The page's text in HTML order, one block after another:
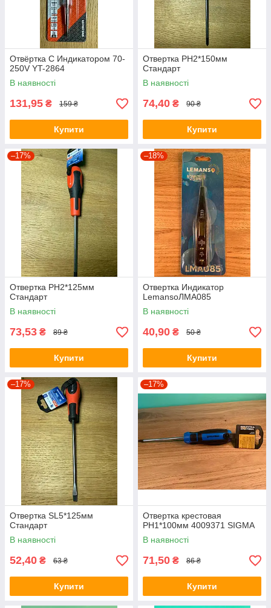
Отвёртка С Индикатором 70-
250V YT-2864
В наявності
131,95 ₴ 159 ₴
Купити
Отвертка PH2*150мм
Стандарт
В наявності
74,40 ₴ 90 ₴
Купити
–17%
Отвертка РН2*125мм
Стандарт
В наявності
73,53 ₴ 89 ₴
Купити
–18%
Отвертка Индикатор
LemansoЛМА085
В наявності
40,90 ₴ 50 ₴
Купити
–17%
Отвертка SL5*125мм
Стандарт
В наявності
52,40 ₴ 63 ₴
Купити
–17%
Отвертка крестовая
PH1*100мм 4009371 SIGMA
В наявності
71,50 ₴ 86 ₴
Купити